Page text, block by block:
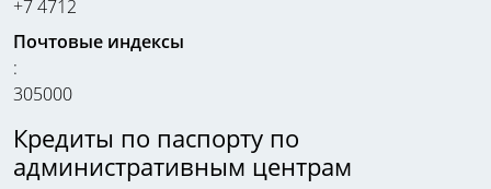
+7 4712
Почтовые индексы
:
305000
Кредиты по паспорту по
административным центрам